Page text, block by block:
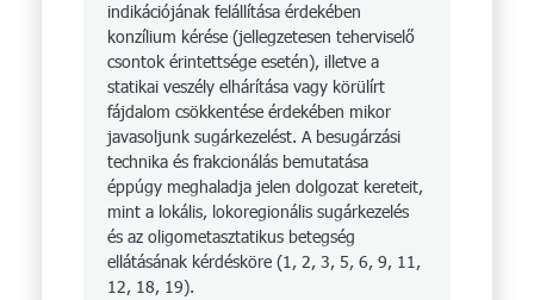
indikációjának felállítása érdekében
konzílium kérése (jellegzetesen teherviselő
csontok érintettsége esetén), illetve a
statikai veszély elhárítása vagy körülírt
fájdalom csökkentése érdekében mikor
javasoljunk sugárkezelést. A besugárzási
technika és frakcionálás bemutatása
éppúgy meghaladja jelen dolgozat kereteit,
mint a lokális, lokoregionális sugárkezelés
és az oligometasztatikus betegség
ellátásának kérdésköre (1, 2, 3, 5, 6, 9, 11,
12, 18, 19).